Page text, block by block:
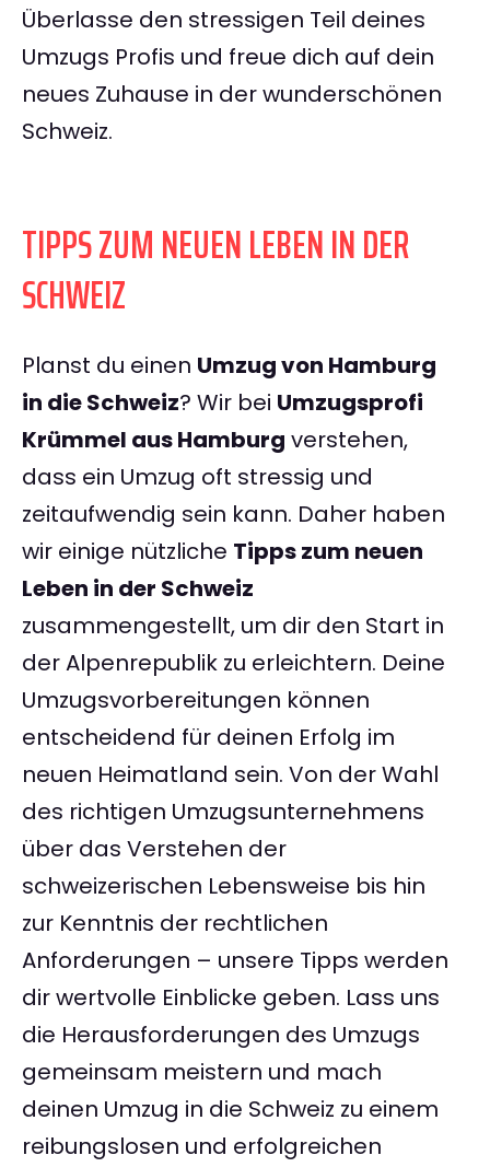
Überlasse den stressigen Teil deines
Umzugs Profis und freue dich auf dein
neues Zuhause in der wunderschönen
Schweiz.
TIPPS ZUM NEUEN LEBEN IN DER
SCHWEIZ
Planst du einen Umzug von Hamburg
in die Schweiz? Wir bei Umzugsprofi
Krümmel aus Hamburg verstehen,
dass ein Umzug oft stressig und
zeitaufwendig sein kann. Daher haben
wir einige nützliche Tipps zum neuen
Leben in der Schweiz
zusammengestellt, um dir den Start in
der Alpenrepublik zu erleichtern. Deine
Umzugsvorbereitungen können
entscheidend für deinen Erfolg im
neuen Heimatland sein. Von der Wahl
des richtigen Umzugsunternehmens
über das Verstehen der
schweizerischen Lebensweise bis hin
zur Kenntnis der rechtlichen
Anforderungen – unsere Tipps werden
dir wertvolle Einblicke geben. Lass uns
die Herausforderungen des Umzugs
gemeinsam meistern und mach
deinen Umzug in die Schweiz zu einem
reibungslosen und erfolgreichen